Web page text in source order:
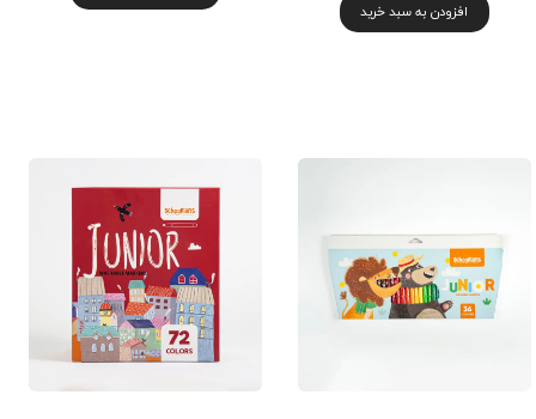
افزودن به سبد خرید